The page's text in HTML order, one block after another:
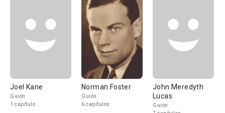
Joel Kane
Guión
1 capítulo
Norman Foster
Guión
6 capítulos
John Meredyth
Lucas
Guión